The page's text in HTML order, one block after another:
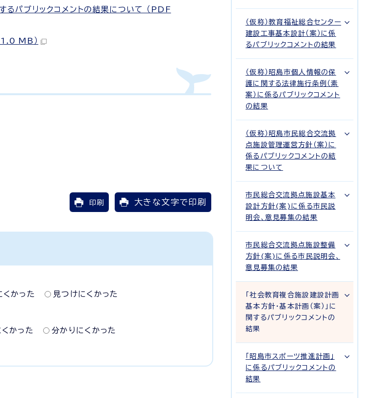
るパブリックコメントの結果について （PDF
1.0 MB）
印刷 大きな文字で印刷
くかった 見つけにくかった
かった 分かりにくかった
（仮称）教育福祉総合センター
建設工事基本設計（案）に係
るパブリックコメントの結果
（仮称）昭島市個人情報の保
護に関する法律施行条例（素
案）に係るパブリックコメント
の結果
（仮称）昭島市民総合交流拠
点施設管理運営方針（案）に
係るパブリックコメントの結
果について
市民総合交流拠点施設基本
設計方針(案)に係る市民説
明会、意見募集の結果
市民総合交流拠点施設整備
方針(案)に係る市民説明会、
意見募集の結果
「社会教育複合施設建設計画
基本方針・基本計画（案）」に
関するパブリックコメントの
結果
「昭島市スポーツ推進計画」
に係るパブリックコメントの
結果